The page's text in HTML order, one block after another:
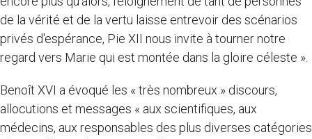
de la vérité et de la vertu laisse entrevoir des scénarios
privés d'espérance, Pie XII nous invite à tourner notre
regard vers Marie qui est montée dans la gloire céleste ».
Benoît XVI a évoqué les « très nombreux » discours,
allocutions et messages « aux scientifiques, aux
médecins, aux responsables des plus diverses catégories